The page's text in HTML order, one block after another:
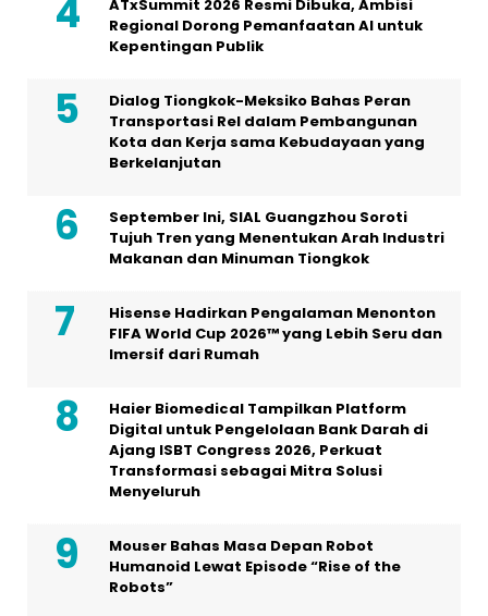
ATxSummit 2026 Resmi Dibuka, Ambisi
Regional Dorong Pemanfaatan AI untuk
Kepentingan Publik
Dialog Tiongkok-Meksiko Bahas Peran
Transportasi Rel dalam Pembangunan
Kota dan Kerja sama Kebudayaan yang
Berkelanjutan
September Ini, SIAL Guangzhou Soroti
Tujuh Tren yang Menentukan Arah Industri
Makanan dan Minuman Tiongkok
Hisense Hadirkan Pengalaman Menonton
FIFA World Cup 2026™ yang Lebih Seru dan
Imersif dari Rumah
Haier Biomedical Tampilkan Platform
Digital untuk Pengelolaan Bank Darah di
Ajang ISBT Congress 2026, Perkuat
Transformasi sebagai Mitra Solusi
Menyeluruh
Mouser Bahas Masa Depan Robot
Humanoid Lewat Episode “Rise of the
Robots”